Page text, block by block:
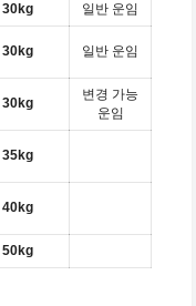
30kg 일반 운임
30kg 일반 운임
30kg
변경 가능
운임
35kg
40kg
50kg